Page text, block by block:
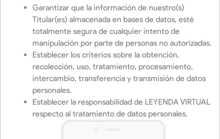
Garantizar que la información de nuestro(s)
Titular(es) almacenada en bases de datos, esté
totalmente segura de cualquier intento de
manipulación por parte de personas no autorizadas.
Establecer los criterios sobre la obtención,
recolección, uso, tratamiento, procesamiento,
intercambio, transferencia y transmisión de datos
personales.
Establecer la responsabilidad de LEYENDA VIRTUAL
respecto al tratamiento de datos personales.